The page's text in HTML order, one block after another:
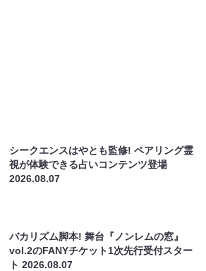
シークエンスはやとも監修! ペアリング霊
視が体験できる占いコンテンツ登場
2026.08.07
バカリズム脚本! 舞台『ノンレムの窓』
vol.2のFANYチケット1次先行受付スター
ト2026.08.07